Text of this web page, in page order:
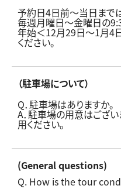
予約日4日前～当日まで
毎週月曜日～金曜日の
年始＜12月29日～1月4
ください。
（駐車場について）
Q．駐車場はありますか。
A．駐車場の用意はござ
用ください。
(General questions)
Q. How is the tour